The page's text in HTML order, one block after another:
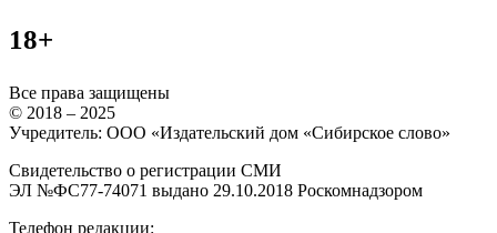
18+
Все права защищены
© 2018 – 2025
Учредитель: ООО «Издательский дом «Сибирское слово»
Свидетельство о регистрации СМИ
ЭЛ №ФС77-74071 выдано 29.10.2018 Роскомнадзором
Телефон редакции: